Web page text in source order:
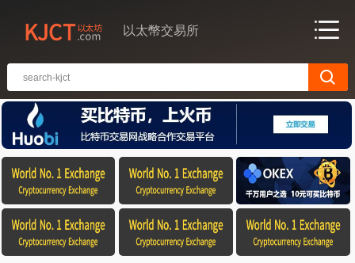
以太幣交易所